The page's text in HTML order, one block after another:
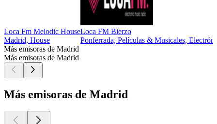
Loca Fm Melodic House
Madrid, House
Loca FM Bierzo
Ponferrada, Películas & Musicales,
Más emisoras de Madrid
Más emisoras de Madrid
Más emisoras de Madrid